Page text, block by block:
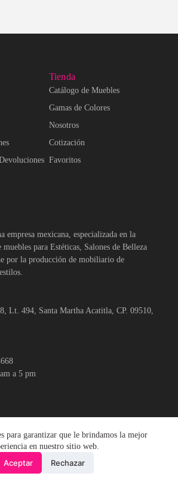
para garantizar que le brindamos la mejor
en nuestro sitio web.
Aceptar Rechazar
empresa mexicana, especializada en la
para Estéticas, Salones de Belleza
por la producción de mobiliario de
Tienda
Catálogo de Muebles
Gamas de Colores
Nosotros
Cotización
Favoritos
Lt. 494, Santa Martha Acatitla, CP. 09510,
a 5 pm
Web desarrollado por Lars GH
ayuda?